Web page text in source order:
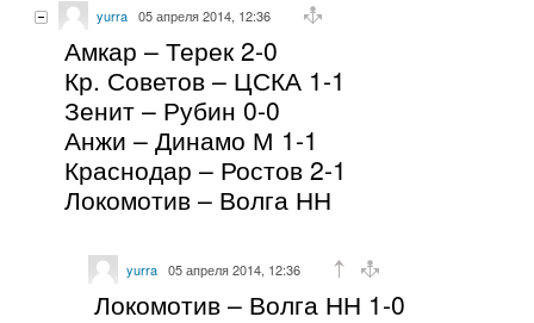
yurra 05 апреля 2014, 12:36
Амкар – Терек 2-0
Кр. Советов – ЦСКА 1-1
Зенит – Рубин 0-0
Анжи – Динамо М 1-1
Краснодар – Ростов 2-1
Локомотив – Волга НН
yurra 05 апреля 2014, 12:36
Локомотив – Волга НН 1-0